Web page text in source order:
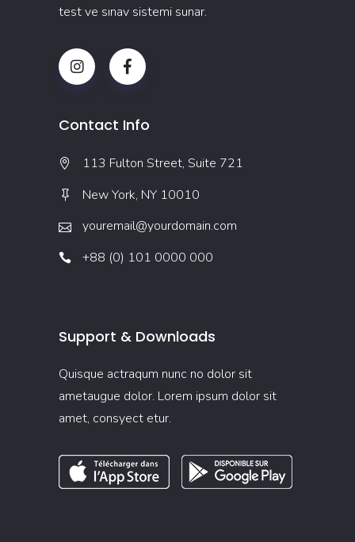
test ve sınav sistemi sunar.
Contact Info
113 Fulton Street, Suite 721
New York, NY 10010
youremail@yourdomain.com
+88 (0) 101 0000 000
Support & Downloads
Quisque actraqum nunc no dolor sit
ametaugue dolor. Lorem ipsum dolor sit
amet, consyect etur.